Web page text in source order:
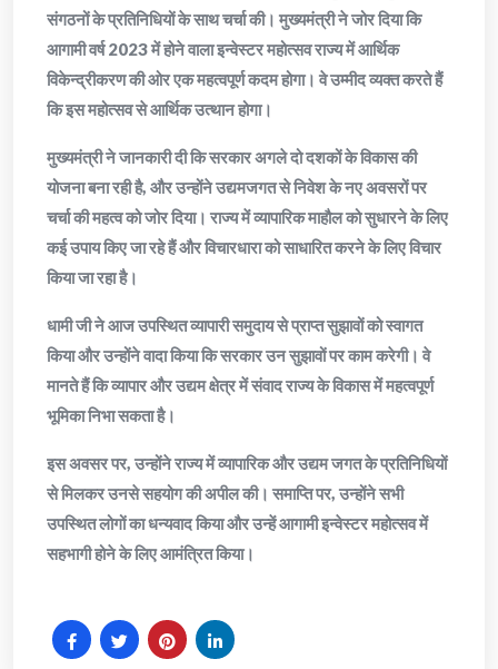
संगठनों के प्रतिनिधियों के साथ चर्चा की। मुख्यमंत्री ने जोर दिया कि
आगामी वर्ष 2023 में होने वाला इन्वेस्टर महोत्सव राज्य में आर्थिक
विकेन्द्रीकरण की ओर एक महत्वपूर्ण कदम होगा। वे उम्मीद व्यक्त करते हैं
कि इस महोत्सव से आर्थिक उत्थान होगा।
मुख्यमंत्री ने जानकारी दी कि सरकार अगले दो दशकों के विकास की
योजना बना रही है, और उन्होंने उद्यमजगत से निवेश के नए अवसरों पर
चर्चा की महत्व को जोर दिया। राज्य में व्यापारिक माहौल को सुधारने के लिए
कई उपाय किए जा रहे हैं और विचारधारा को साधारित करने के लिए विचार
किया जा रहा है।
धामी जी ने आज उपस्थित व्यापारी समुदाय से प्राप्त सुझावों को स्वागत
किया और उन्होंने वादा किया कि सरकार उन सुझावों पर काम करेगी। वे
मानते हैं कि व्यापार और उद्यम क्षेत्र में संवाद राज्य के विकास में महत्वपूर्ण
भूमिका निभा सकता है।
इस अवसर पर, उन्होंने राज्य में व्यापारिक और उद्यम जगत के प्रतिनिधियों
से मिलकर उनसे सहयोग की अपील की। समाप्ति पर, उन्होंने सभी
उपस्थित लोगों का धन्यवाद किया और उन्हें आगामी इन्वेस्टर महोत्सव में
सहभागी होने के लिए आमंत्रित किया।